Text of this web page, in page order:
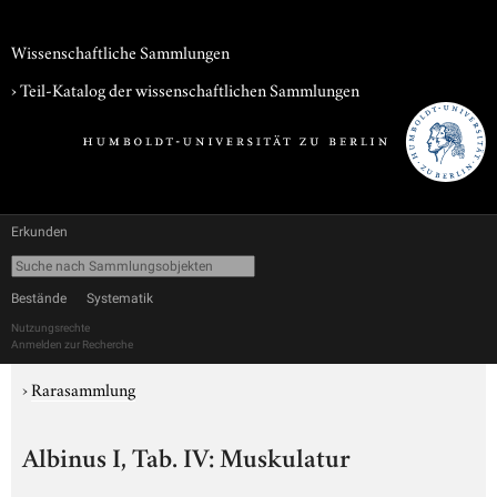
Wissenschaftliche Sammlungen
› Teil-Katalog der wissenschaftlichen Sammlungen
Erkunden
Bestände Systematik
Nutzungsrechte
Anmelden zur Recherche
›Rarasammlung
Albinus I, Tab. IV: Muskulatur